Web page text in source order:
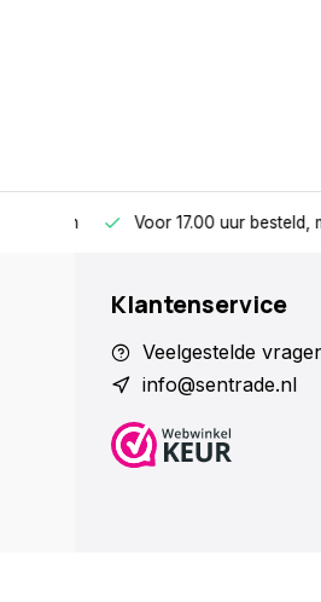
Voor 17.00 uur besteld,
Klantenservice
Veelgestelde
info@sentrade.nl